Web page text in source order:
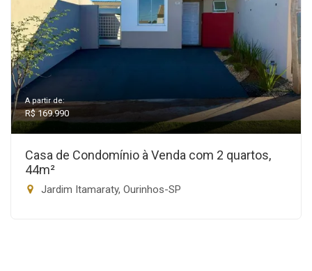
A partir de:
R$ 169.990
Casa de Condomínio à Venda com 2 quartos,
44m²
Jardim Itamaraty, Ourinhos-SP